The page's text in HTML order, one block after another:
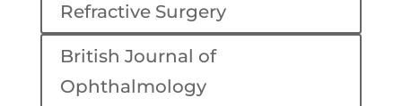
Refractive Surgery
British Journal of
Ophthalmology